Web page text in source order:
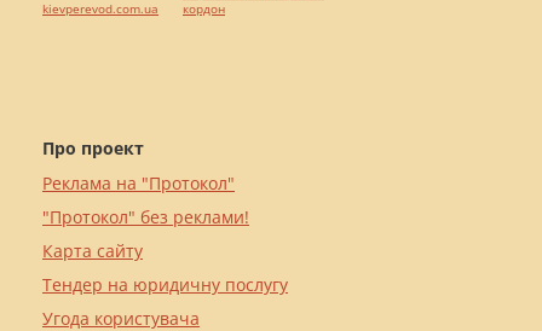
Про проект
Реклама на "Протокол"
"Протокол" без реклами!
Карта сайту
Тендер на юридичну послугу
Угода користувача
kievperevod.com.ua
кордон